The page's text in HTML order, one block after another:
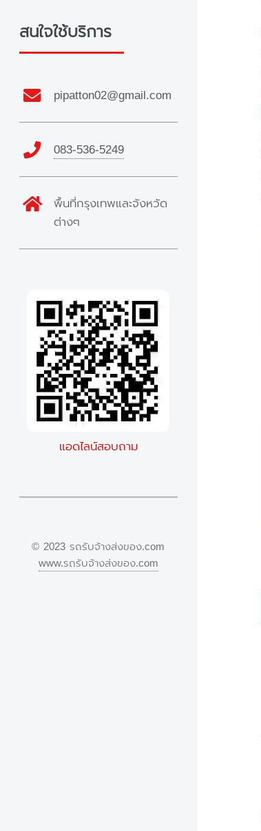
สนใจใช้บริการ
pipatton02@gmail.com
083-536-5249
พื้นที่กรุงเทพและจังหวัด
ต่างๆ
แอดไลน์สอบถาม
© 2023 รถรับจ้างส่งของ.com
www.รถรับจ้างส่งของ.com